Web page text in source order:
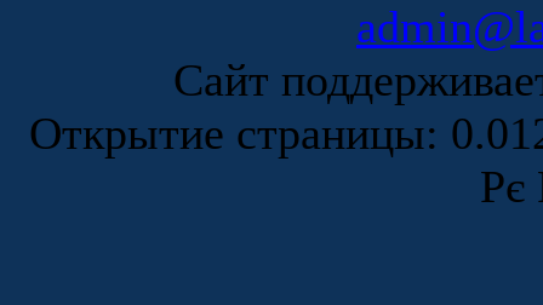
Сайт
Открытие страницы:
Рє